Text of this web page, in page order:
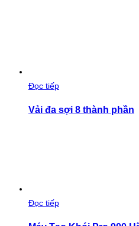
Đọc tiếp
Vải đa sợi 8 thành phần
Đọc tiếp